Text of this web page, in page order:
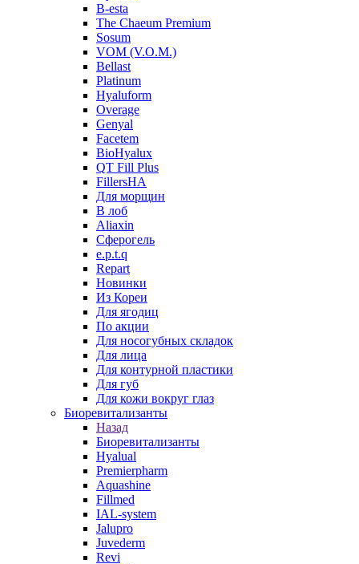
B-esta
The Chaeum Premium
Sosum
VOM (V.O.M.)
Bellast
Platinum
Hyaluform
Overage
Genyal
Facetem
BioHyalux
QT Fill Plus
FillersHA
Для морщин
В лоб
Aliaxin
Сферогель
e.p.t.q
Repart
Новинки
Из Кореи
Для ягодиц
По акции
Для носогубных складок
Для лица
Для контурной пластики
Для губ
Для кожи вокруг глаз
Биоревитализанты
Назад
Биоревитализанты
Hyalual
Premierpharm
Aquashine
Fillmed
IAL-system
Jalupro
Juvederm
Revi